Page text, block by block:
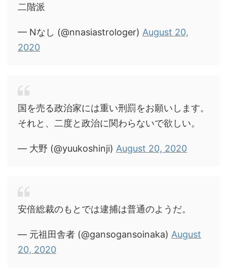
二階派
— Nなし (@nnasiastrologer) August 20,
2020
国を売る政治家には重い刑罰をお願いします。
それと、二度と政治に関わらないで欲しい。
— 大野 (@yuukoshinji) August 20, 2020
安倍総裁のもとでは逮捕は普通のようだ。
— 元祖田舎者 (@gansogansoinaka) August
20, 2020